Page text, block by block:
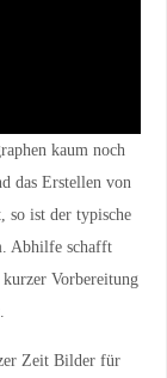
kaum noch
das Erstellen von
so ist der typische
Abhilfe schafft
Vorbereitung
Zeit Bilder für